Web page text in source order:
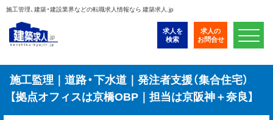
施工管理、建築・建設業界などの転職求人情報なら 建築求人.jp
求人を
検索
求人の
お問合せ
施工監理｜道路・下水道｜発注者支援（集合住宅）
【拠点オフィスは京橋OBP｜担当は京阪神＋奈良】